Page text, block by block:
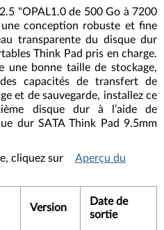
"OPAL1.0 de 500 Go à 7200
conception robuste et fine
transparente du disque dur
Think Pad pris en charge.
une bonne taille de stockage,
capacités de transfert de
et de sauvegarde, installez ce
disque dur à l’aide de
dur SATA Think Pad 9.5mm
cliquez sur
Aperçu du
Version
Date de
sortie